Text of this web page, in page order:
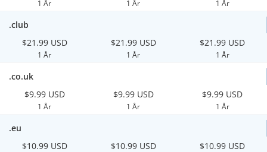
1 År 1 År 1 År
.club
$21.99 USD
1 År
$21.99 USD
1 År
$21.99 USD
1 År
.co.uk
$9.99 USD
1 År
$9.99 USD
1 År
$9.99 USD
1 År
.eu
$10.99 USD
$10.99 USD $10.99 USD